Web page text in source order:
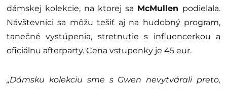
dámskej kolekcie, na ktorej sa McMullen podieľala.
Návštevníci sa môžu tešiť aj na hudobný program,
tanečné vystúpenia, stretnutie s influencerkou a
oficiálnu afterparty. Cena vstupenky je 45 eur.
„Dámsku kolekciu sme s Gwen nevytvárali preto,